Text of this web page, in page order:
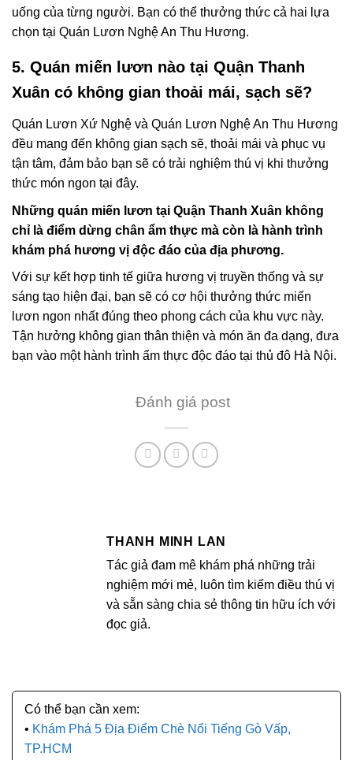
uống của từng người. Bạn có thể thưởng thức cả hai lựa
chọn tại Quán Lươn Nghệ An Thu Hương.
5. Quán miến lươn nào tại Quận Thanh
Xuân có không gian thoải mái, sạch sẽ?
Quán Lươn Xứ Nghệ và Quán Lươn Nghệ An Thu Hương
đều mang đến không gian sạch sẽ, thoải mái và phục vụ
tận tâm, đảm bảo bạn sẽ có trải nghiệm thú vị khi thưởng
thức món ngon tại đây.
Những quán miến lươn tại Quận Thanh Xuân không
chỉ là điểm dừng chân ẩm thực mà còn là hành trình
khám phá hương vị độc đáo của địa phương.
Với sự kết hợp tinh tế giữa hương vị truyền thống và sự
sáng tạo hiện đại, bạn sẽ có cơ hội thưởng thức miến
lươn ngon nhất đúng theo phong cách của khu vực này.
Tận hưởng không gian thân thiện và món ăn đa dạng, đưa
bạn vào một hành trình ẩm thực độc đáo tại thủ đô Hà Nội.
Đánh giá post
THANH MINH LAN
Tác giả đam mê khám phá những trải
nghiệm mới mẻ, luôn tìm kiếm điều thú vị
và sẵn sàng chia sẻ thông tin hữu ích với
đọc giả.
Khám Phá 5 Địa Điểm Chè Nổi Tiếng Gò Vấp,
TP.HCM